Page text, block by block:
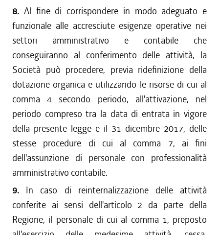
8. Al fine di corrispondere in modo adeguato e
funzionale alle accresciute esigenze operative nei
settori amministrativo e contabile che
conseguiranno al conferimento delle attività, la
Società può procedere, previa ridefinizione della
dotazione organica e utilizzando le risorse di cui al
comma 4 secondo periodo, all'attivazione, nel
periodo compreso tra la data di entrata in vigore
della presente legge e il 31 dicembre 2017, delle
stesse procedure di cui al comma 7, ai fini
dell'assunzione di personale con professionalità
amministrativo contabile.
9. In caso di reinternalizzazione delle attività
conferite ai sensi dell'articolo 2 da parte della
Regione, il personale di cui al comma 1, preposto